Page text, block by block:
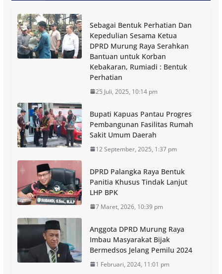
Sebagai Bentuk Perhatian Dan
Kepedulian Sesama Ketua
DPRD Murung Raya Serahkan
Bantuan untuk Korban
Kebakaran, Rumiadi : Bentuk
Perhatian
25 Juli, 2025, 10:14 pm
Bupati Kapuas Pantau Progres
Pembangunan Fasilitas Rumah
Sakit Umum Daerah
12 September, 2025, 1:37 pm
DPRD Palangka Raya Bentuk
Panitia Khusus Tindak Lanjut
LHP BPK
7 Maret, 2026, 10:39 pm
Anggota DPRD Murung Raya
Imbau Masyarakat Bijak
Bermedsos Jelang Pemilu 2024
1 Februari, 2024, 11:01 pm